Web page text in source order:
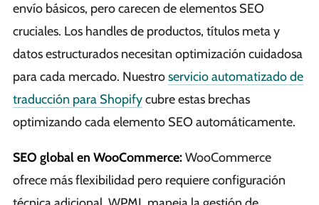
envío básicos, pero carecen de elementos SEO
cruciales. Los handles de productos, títulos meta y
datos estructurados necesitan optimización cuidadosa
para cada mercado. Nuestroservicio automatizado de
traducción para Shopifycubre estas brechas
optimizando cada elemento SEO automáticamente.
SEO global en WooCommerce:WooCommerce
ofrece más flexibilidad pero requiere configuración